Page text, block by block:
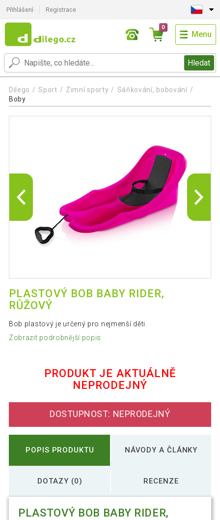
Přihlášení Registrace
Hledat
0
Menu
Dilego Sport Zimní sporty
Sáňkování, bobování
Boby
PLASTOVÝ BOB BABY RIDER,
RŮŽOVÝ
Bob plastový je určený pro nejmenší děti.
Zobrazit podrobnější popis
PRODUKT JE AKTUÁLNĚ
NEPRODEJNÝ
DOSTUPNOST: NEPRODEJNÝ
POPIS PRODUKTU NÁVODY A ČLÁNKY
DOTAZY (0) RECENZE
PLASTOVÝ BOB BABY RIDER,